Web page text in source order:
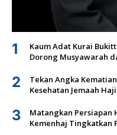
1
Kaum Adat Kurai
Dorong Musyawarah
2
Tekan Angka
Kesehatan Jemaah Haji
3
Matangkan Persiapan
Kemenhaj Tingkatkan